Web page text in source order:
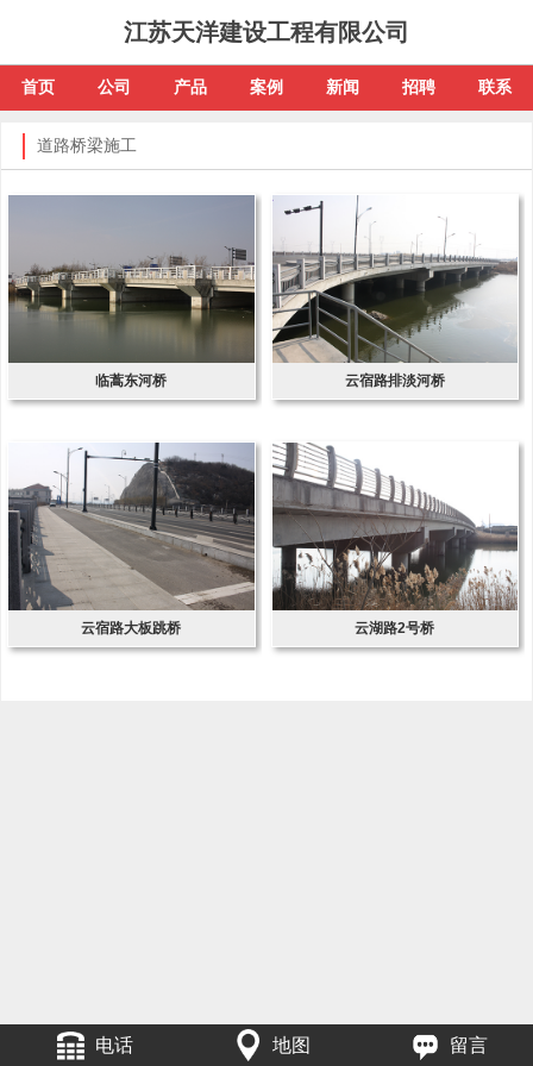
江苏天洋建设工程有限公司
首页 公司 产品 案例 新闻 招聘 联系
道路桥梁施工
临蒿东河桥 云宿路排淡河桥
云宿路大板跳桥 云湖路2号桥
电话 地图 留言